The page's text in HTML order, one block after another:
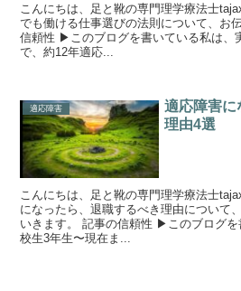
こんにちは、足と靴の専門理学療法士
でも働ける仕事選びの法則について、お
信頼性 ▶︎このブログを書いている私は、
で、約12年適応...
適応障害
適応障害に
理由4選
こんにちは、足と靴の専門理学療法士
になったら、退職するべき理由について
いきます。 記事の信頼性 ▶︎このブログ
校生3年生〜現在ま...